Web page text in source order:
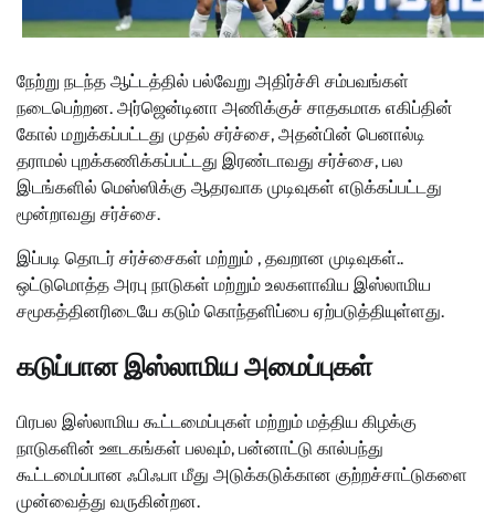
நேற்று நடந்த ஆட்டத்தில் பல்வேறு அதிர்ச்சி சம்பவங்கள்
நடைபெற்றன. அர்ஜென்டினா அணிக்குச் சாதகமாக எகிப்தின்
கோல் மறுக்கப்பட்டது முதல் சர்ச்சை, அதன்பின் பெனால்டி
தராமல் புறக்கணிக்கப்பட்டது இரண்டாவது சர்ச்சை, பல
இடங்களில் மெஸ்ஸிக்கு ஆதரவாக முடிவுகள் எடுக்கப்பட்டது
மூன்றாவது சர்ச்சை.
இப்படி தொடர் சர்ச்சைகள் மற்றும் , தவறான முடிவுகள்..
ஒட்டுமொத்த அரபு நாடுகள் மற்றும் உலகளாவிய இஸ்லாமிய
சமூகத்தினரிடையே கடும் கொந்தளிப்பை ஏற்படுத்தியுள்ளது.
கடுப்பான இஸ்லாமிய அமைப்புகள்
பிரபல இஸ்லாமிய கூட்டமைப்புகள் மற்றும் மத்திய கிழக்கு
நாடுகளின் ஊடகங்கள் பலவும், பன்னாட்டு கால்பந்து
கூட்டமைப்பான ஃபிஃபா மீது அடுக்கடுக்கான குற்றச்சாட்டுகளை
முன்வைத்து வருகின்றன.